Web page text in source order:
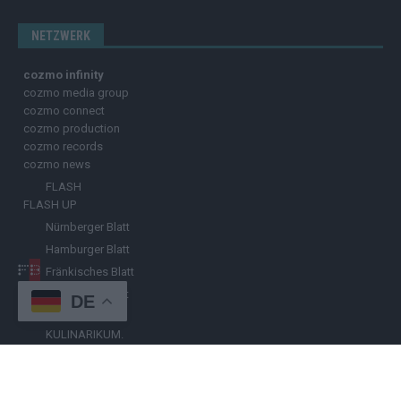
NETZWERK
cozmo infinity
cozmo media group
cozmo connect
cozmo production
cozmo records
cozmo news
FLASH
FLASH UP
Nürnberger Blatt
Hamburger Blatt
Fränkisches Blatt
Münchener Blatt
Stuttgarter Blatt
KULINARIKUM.
DE